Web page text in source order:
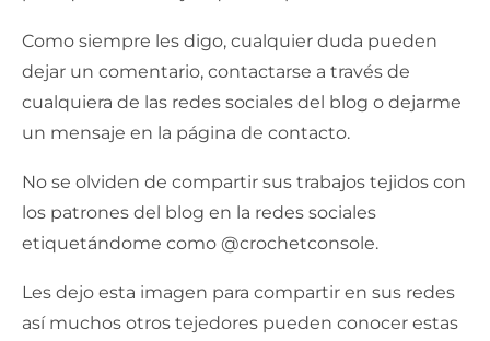
Como siempre les digo, cualquier duda pueden
dejar un comentario, contactarse a través de
cualquiera de las redes sociales del blog o dejarme
un mensaje en la página de contacto.
No se olviden de compartir sus trabajos tejidos con
los patrones del blog en la redes sociales
etiquetándome como @crochetconsole.
Les dejo esta imagen para compartir en sus redes
así muchos otros tejedores pueden conocer estas